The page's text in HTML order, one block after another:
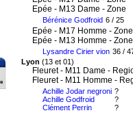
Epée - M13 Dame - Zone
Bérénice Godfroid 6 / 25
Epée - M17 Homme - Zone
Epée - M13 Homme - Zone
Lysandre Cirier vion 36 /
Lyon (13 et 01)
Fleuret - M11 Dame -
Fleuret - M11 Homme -
Achille Jodar negroni
Achille Godfroid
Clément Perrin
?
?
?